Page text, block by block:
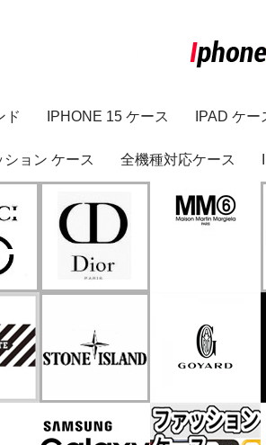
ド IPHONE 15 ケース IPAD ケー
ション ケース 全機種対応ケース